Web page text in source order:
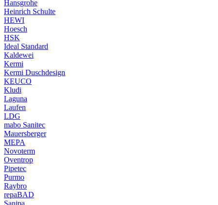
Hansgrohe
Heinrich Schulte
HEWI
Hoesch
HSK
Ideal Standard
Kaldewei
Kermi
Kermi Duschdesign
KEUCO
Kludi
Laguna
Laufen
LDG
mabo Sanitec
Mauersberger
MEPA
Novoterm
Oventrop
Pipetec
Purmo
Raybro
repaBAD
Sanipa